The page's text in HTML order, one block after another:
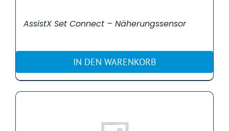
AssistX Set Connect – Näherungssensor
IN DEN WARENKORB